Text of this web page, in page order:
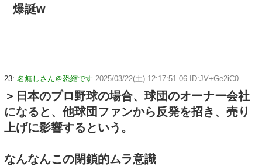
爆誕w
23: 名無しさん＠恐縮です 2025/03/22(土) 12:17:51.06 ID:JV+Ge2iC0
＞日本のプロ野球の場合、球団のオーナー会社
になると、他球団ファンから反発を招き、売り
上げに影響するという。
なんなんこの閉鎖的ムラ意識